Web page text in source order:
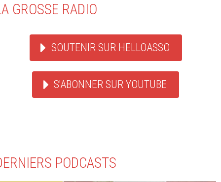
GROSSE RADIO
SOUTENIR SUR HELLOASSO
S'ABONNER SUR YOUTUBE
PODCASTS